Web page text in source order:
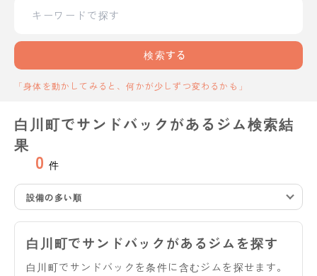
検索する
「身体を動かしてみると、何かが少しずつ変わるかも」
白川町でサンドバックがあるジム検索結
果
0 件
設備の多い順
白川町でサンドバックがあるジムを探す
白川町でサンドバックを条件に含むジムを探せます。